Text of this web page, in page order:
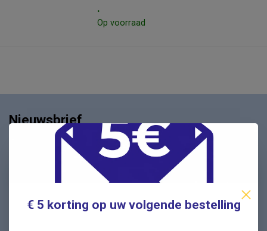
.
Op voorraad
Nieuwsbrief
Schrijf u in voor onze nieuwsbrief en ontvang als eerste
nieuwe aanbiedingen Meld u nu aan ➡️
€ 5 korting op uw volgende bestelling